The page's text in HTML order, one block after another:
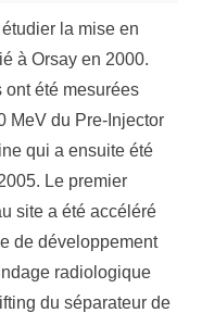
la mise en
à Orsay en 2000.
ont été mesurées
MeV du Pre-Injector
qui a ensuite été
Le premier
site a été accéléré
de développement
radiologique
du séparateur de